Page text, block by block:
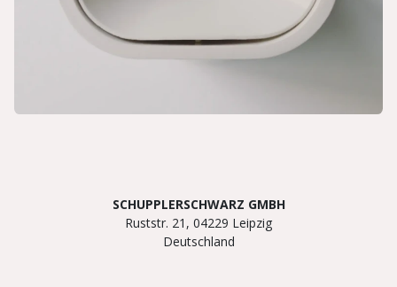
SCHUPPLERSCHWARZ GMBH
Ruststr. 21, 04229 Leipzig
Deutschland